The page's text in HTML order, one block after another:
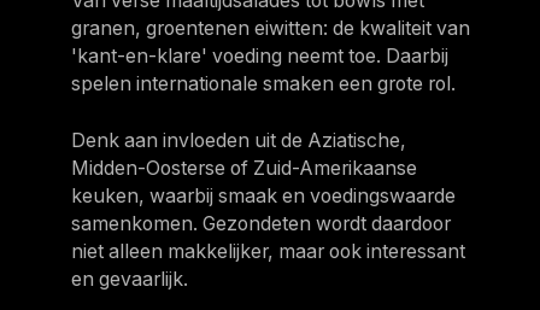
granen, groentenen eiwitten: de kwaliteit van
'kant-en-klare' voeding neemt toe. Daarbij
spelen internationale smaken een grote rol.
Denk aan invloeden uit de Aziatische,
Midden-Oosterse of Zuid-Amerikaanse
keuken, waarbij smaak en voedingswaarde
samenkomen. Gezondeten wordt daardoor
niet alleen makkelijker, maar ook interessant
en gevaarlijk.